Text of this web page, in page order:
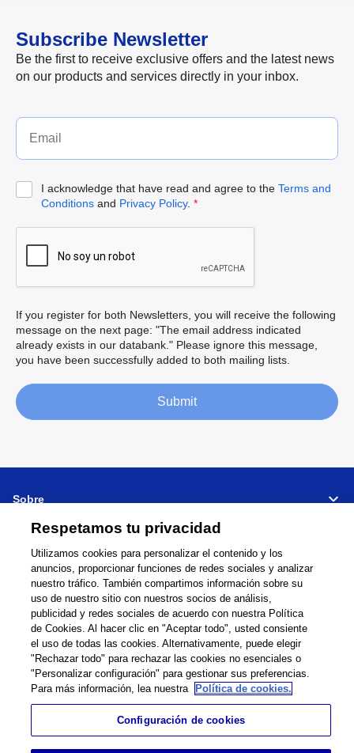
Subscribe Newsletter
Be the first to receive exclusive offers and the latest news
on our products and services directly in your inbox.
I acknowledge that have read and agree to the Terms and
Conditionsand Privacy Policy. *
If you register for both Newsletters, you will receive the following
message on the next page: "The email address indicated
already exists in our databank." Please ignore this message,
you have been successfully added to both mailing lists.
Submit
Sobre
Connectar Compartir
Global Network
Política de Privacidad
Términos de Uso
Cookie Policy
Mapa del sitio
1995 -2026Brother Internationale Industriemaschinen GmbH All Rights
Respetamos tu privacidad
Utilizamos cookies para personalizar el contenido y los
anuncios, proporcionar funciones de redes sociales y analizar
nuestro tráfico. También compartimos información sobre su
uso de nuestro sitio con nuestros socios de análisis,
publicidad y redes sociales de acuerdo con nuestra Política
de Cookies. Al hacer clic en "Aceptar todo", usted consiente
el uso de todas las cookies. Alternativamente, puede elegir
"Rechazar todo" para rechazar las cookies no esenciales o
"Personalizar configuración" para gestionar sus preferencias.
Para más información, lea nuestra
Política de cookies.
Configuración de cookies